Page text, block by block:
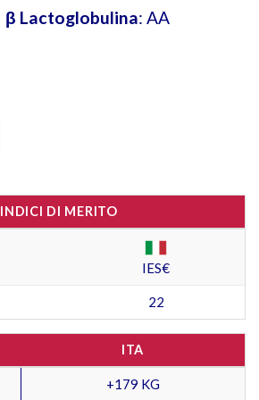
β Lactoglobulina: AA
INDICI DI MERITO
IES€
22
ITA
+179 KG